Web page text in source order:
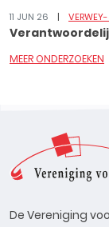
11 JUN 26
MEER ONDERZOEKEN
De Vereniging